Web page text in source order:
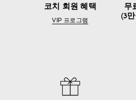
코치 회원 혜택
VIP 프로그램
무
(3